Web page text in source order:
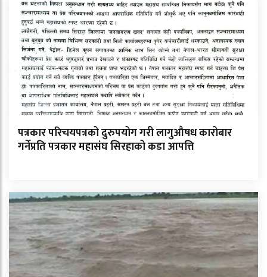
पत्रकार परिचयपत्रको दुरुपयोग गरी लागुऔषध कारोबार
गर्नेप्रति पत्रकार महासंघ सिरहाको कडा आपत्ति